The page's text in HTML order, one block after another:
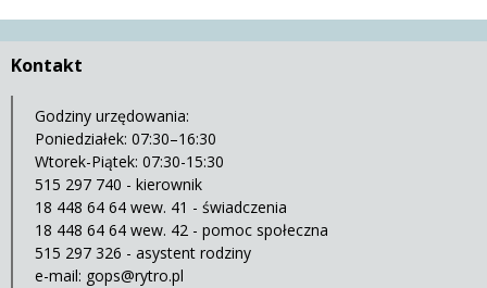
Kontakt
Godziny urzędowania:
Poniedziałek: 07:30–16:30
Wtorek-Piątek: 07:30-15:30
515 297 740 - kierownik
18 448 64 64 wew. 41 - świadczenia
18 448 64 64 wew. 42 - pomoc społeczna
515 297 326 - asystent rodziny
e-mail: gops@rytro.pl